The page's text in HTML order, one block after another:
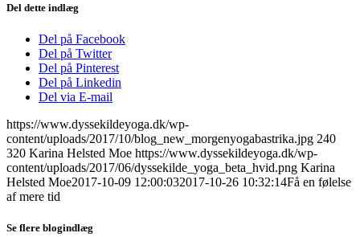
Del dette indlæg
Del på Facebook
Del på Twitter
Del på Pinterest
Del på Linkedin
Del via E-mail
https://www.dyssekildeyoga.dk/wp-
content/uploads/2017/10/blog_new_morgenyogabastrika.jpg 240
320 Karina Helsted Moe https://www.dyssekildeyoga.dk/wp-
content/uploads/2017/06/dyssekilde_yoga_beta_hvid.png Karina
Helsted Moe2017-10-09 12:00:032017-10-26 10:32:14Få en følelse
af mere tid
Se flere blogindlæg